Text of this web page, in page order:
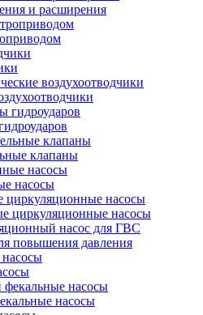
и расширения
воздухоотводчики
клапаны
насосы
циркуляционные насосы
циркуляционные насосы
насос для ГВС
повышения давления
насосы